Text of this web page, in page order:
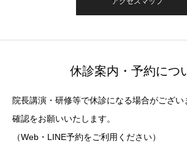
休診案内・予約につ
院長講演・研修等で休診になる場合がござ
確認をお願いいたします。
（Web・LINE予約をご利用ください）